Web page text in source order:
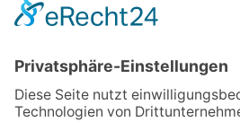
Öffnungszeiten